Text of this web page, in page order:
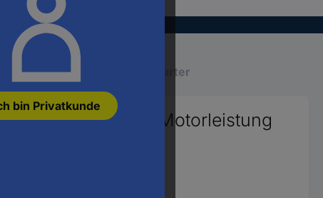
bin Privatkunde
Antriebstechnik Sanftstarter
Sanftstarter Motorleistung